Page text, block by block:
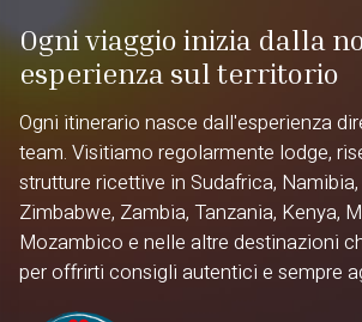
Ogni viaggio inizia dalla
esperienza sul territorio
Ogni itinerario nasce dall'esperienza
team. Visitiamo regolarmente lodge,
strutture ricettive in Sudafrica,
Zimbabwe, Zambia, Tanzania, Kenya,
Mozambico e nelle altre destinazioni
per offrirti consigli autentici e sempre